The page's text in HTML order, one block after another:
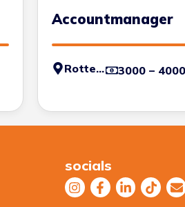
Accountmanager
Rotterdam 3000 – 4000
socials